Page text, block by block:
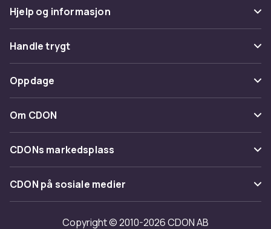
Hjelp og informasjon
Vanlige spørsmål
Spor pakke
Angre & returner her
Kontakt oss
Handle trygt
Betaling
Levering
Tilbakekallinger
Oppdage
Kategorier
Varemerker
Om CDON
Om oss
Kundeanmeldelser
Jobbe på CDON
Investor relations
CDONs markedsplass
Merchant Help Center
CDON på sosiale medier
Copyright © 2010-2026 CDON AB